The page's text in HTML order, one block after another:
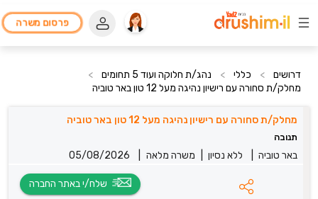
פרסום משרה
דרושים > כללי > נהג/ת חלוקה ועוד 5 תחומים
>
מחלק/ת סחורה עם רישיון נהיגה מעל 12 טון באר טוביה
מחלק/ת סחורה עם רישיון נהיגה מעל 12 טון באר טוביה
תנובה
באר טוביה ללא נסיון משרה מלאה 05/08/2026